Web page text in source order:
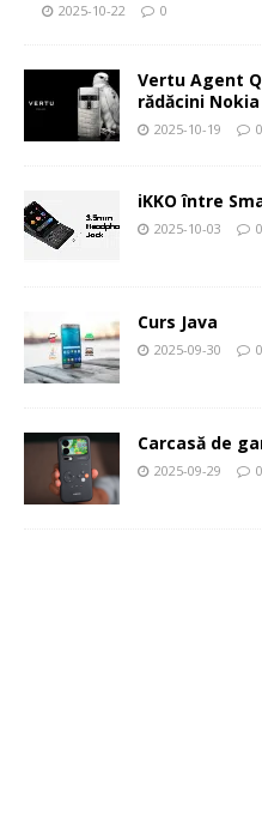
2025-10-22 0
Vertu Agent
rădăcini Nokia
2025-10-19 0
iKKO între
2025-10-03 0
Curs Java
2025-09-30 0
Carcasă de
2025-09-29 0